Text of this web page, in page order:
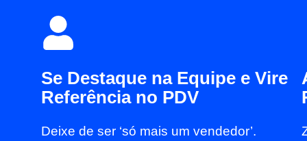
Se Destaque na Equipe e Vire
Referência no PDV
Deixe de ser ‘só mais um vendedor’.